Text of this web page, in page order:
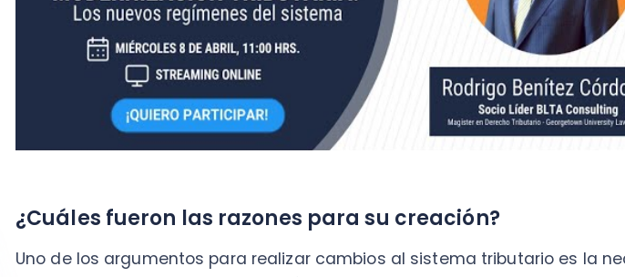
Uno de los argumentos para realizar cambios al sistema tributario es la necesidad
de estimular el crecimiento del país y aumentar el nivel de equidad, puesto que —
según la opinión de expertos en el área— la forma en que están diseñados los
impuestos en Chile no favorecen a los contribuyentes que tienen menos recursos.
Por eso, entre los principales ejes que propone la modernización tributaria
encontramos la recaudación progresiva. Pero esto no es suficiente; aun así, las
tributario que comprendan acciones judiciales.
Ahí es donde nace la Defensoría del Contribuyente , con el fin de compensar la